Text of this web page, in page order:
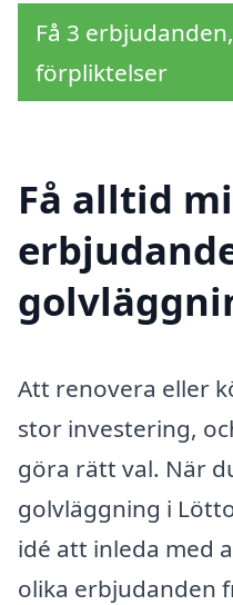
Få 3
förpliktelser
Få alltid
Att renovera eller
stor investering,
göra rätt val. När
golvläggning i
idé att inleda med
olika erbjudanden